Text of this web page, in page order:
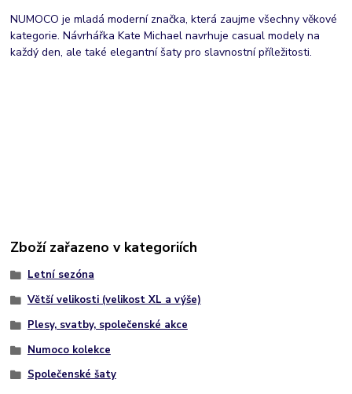
NUMOCO je mladá moderní značka, která zaujme všechny věkové
kategorie. Návrhářka Kate Michael navrhuje casual modely na
každý den, ale také elegantní šaty pro slavnostní příležitosti.
Zboží zařazeno v kategoriích
Letní sezóna
Větší velikosti (velikost XL a výše)
Plesy, svatby, společenské akce
Numoco kolekce
Společenské šaty